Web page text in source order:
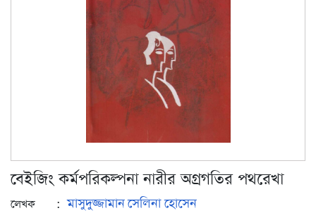
বেইজিং কর্মপরিকল্পনা নারীর অগ্রগতির পথরেখা
লেখক : মাসুদুজ্জামানসেলিনা হোসেন